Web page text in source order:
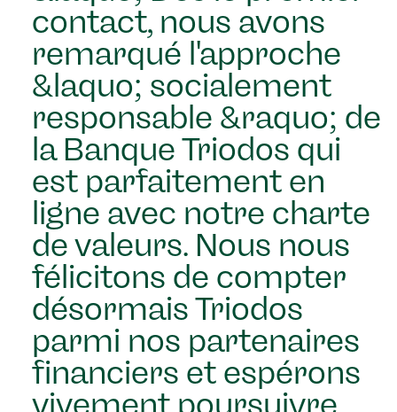
contact, nous avons
remarqué l'approche
&laquo; socialement
responsable &raquo; de
la Banque Triodos qui
est parfaitement en
ligne avec notre charte
de valeurs. Nous nous
félicitons de compter
désormais Triodos
parmi nos partenaires
financiers et espérons